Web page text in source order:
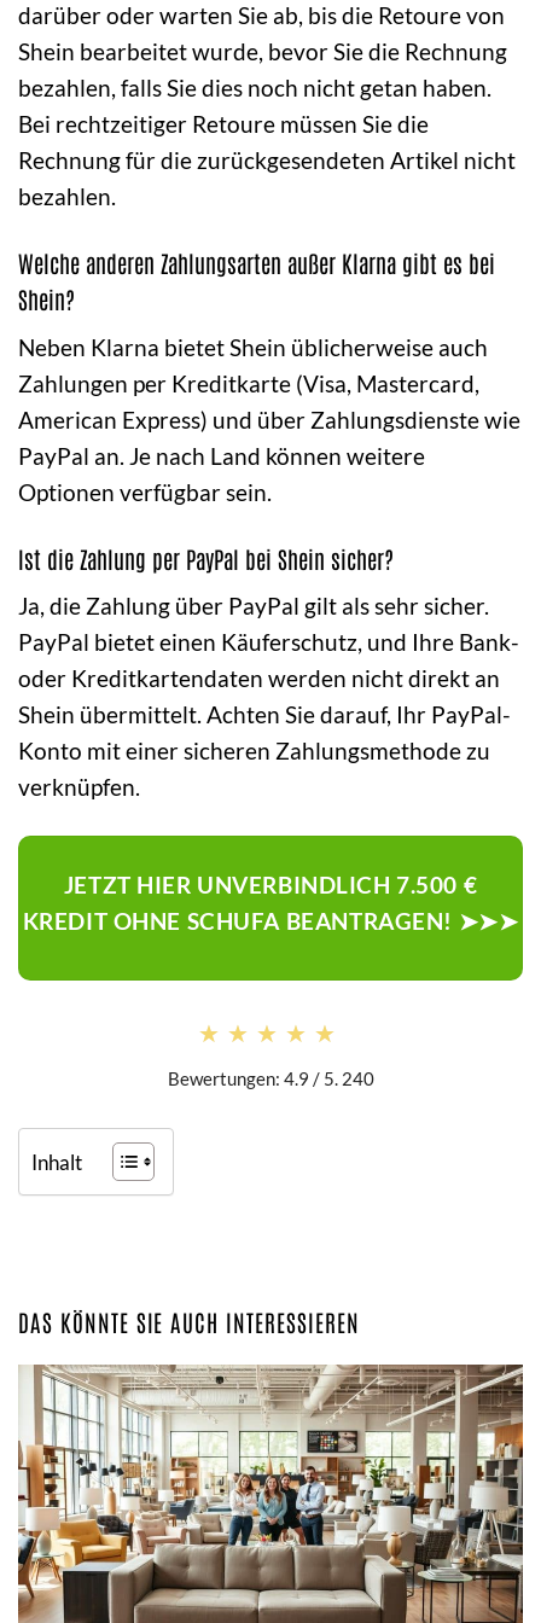
darüber oder warten Sie ab, bis die Retoure von
Shein bearbeitet wurde, bevor Sie die Rechnung
bezahlen, falls Sie dies noch nicht getan haben.
Bei rechtzeitiger Retoure müssen Sie die
Rechnung für die zurückgesendeten Artikel nicht
bezahlen.
Welche anderen Zahlungsarten außer Klarna gibt es bei
Shein?
Neben Klarna bietet Shein üblicherweise auch
Zahlungen per Kreditkarte (Visa, Mastercard,
American Express) und über Zahlungsdienste wie
PayPal an. Je nach Land können weitere
Optionen verfügbar sein.
Ist die Zahlung per PayPal bei Shein sicher?
Ja, die Zahlung über PayPal gilt als sehr sicher.
PayPal bietet einen Käuferschutz, und Ihre Bank-
oder Kreditkartendaten werden nicht direkt an
Shein übermittelt. Achten Sie darauf, Ihr PayPal-
Konto mit einer sicheren Zahlungsmethode zu
verknüpfen.
JETZT HIER UNVERBINDLICH 7.500 €
KREDIT OHNE SCHUFA BEANTRAGEN! ➤➤➤
★★★★★
★★★★★
Bewertungen: 4.9 / 5. 240
Inhalt
DAS KÖNNTE SIE AUCH INTERESSIEREN